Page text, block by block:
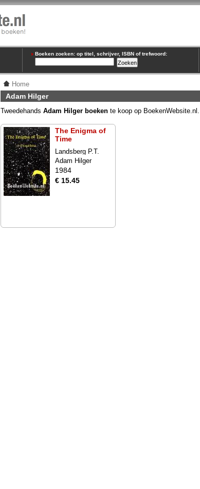
Boeken zoeken: op titel, schrijver, ISBN of trefwoord:
Home
Adam Hilger
Tweedehands Adam Hilger boeken te koop op BoekenWebsite.nl.
The Enigma of
Time
Landsberg P.T.
Adam Hilger
1984
€ 15.45